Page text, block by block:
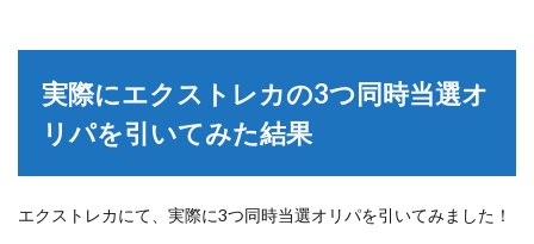
実際にエクストレカの3つ同時当選オ
リパを引いてみた結果
エクストレカにて、実際に3つ同時当選オリパを引いてみました！